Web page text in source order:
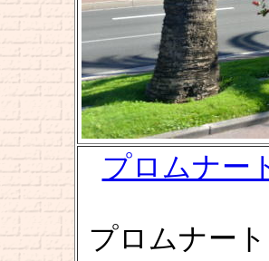
プロムナー
プロムナー